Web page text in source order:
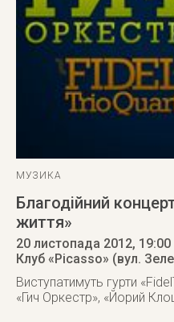
МУЗИКА
Благодійний
життя»
20 листопада 2012, 19:00
Клуб «Picasso» (вул.
Виступатимуть гурти
«Гич Оркестр», «Йорий